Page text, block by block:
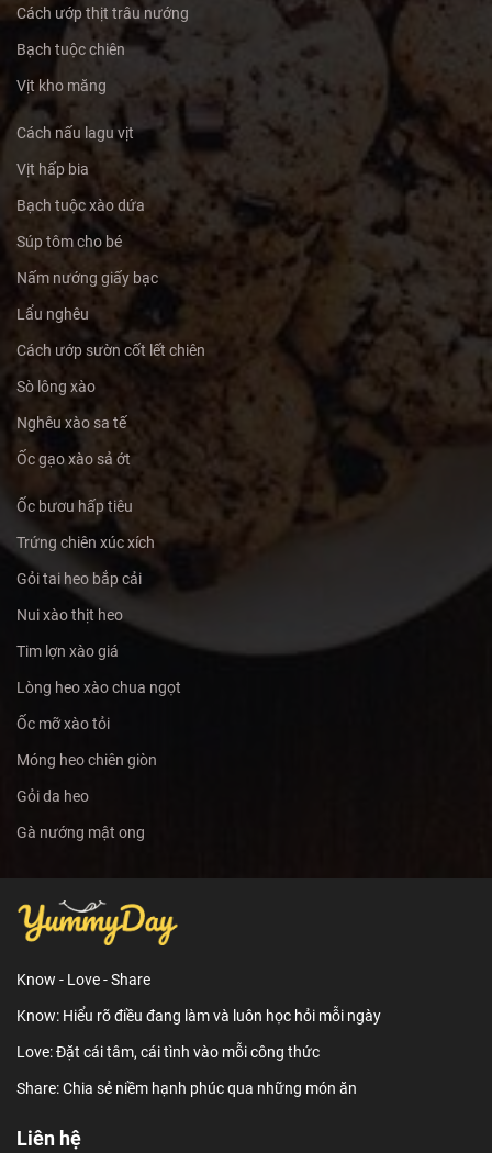
Cách ướp thịt trâu nướng
Bạch tuộc chiên
Vịt kho măng
Cách nấu lagu vịt
Vịt hấp bia
Bạch tuộc xào dứa
Súp tôm cho bé
Nấm nướng giấy bạc
Lẩu nghêu
Cách ướp sườn cốt lết chiên
Sò lông xào
Nghêu xào sa tế
Ốc gạo xào sả ớt
Ốc bươu hấp tiêu
Trứng chiên xúc xích
Gỏi tai heo bắp cải
Nui xào thịt heo
Tim lợn xào giá
Lòng heo xào chua ngọt
Ốc mỡ xào tỏi
Móng heo chiên giòn
Gỏi da heo
Gà nướng mật ong
Know - Love - Share
Know: Hiểu rõ điều đang làm và luôn học hỏi mỗi ngày
Love: Đặt cái tâm, cái tình vào mỗi công thức
Share: Chia sẻ niềm hạnh phúc qua những món ăn
Liên hệ